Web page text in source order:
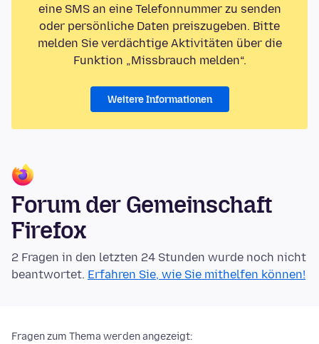
eine SMS an eine Telefonnummer zu senden
oder persönliche Daten preiszugeben. Bitte
melden Sie verdächtige Aktivitäten über die
Funktion „Missbrauch melden“.
Weitere Informationen
Forum der Gemeinschaft
Firefox
2 Fragen in den letzten 24 Stunden wurde noch nicht
beantwortet. Erfahren Sie, wie Sie mithelfen können!
Fragen zum Thema werden angezeigt: